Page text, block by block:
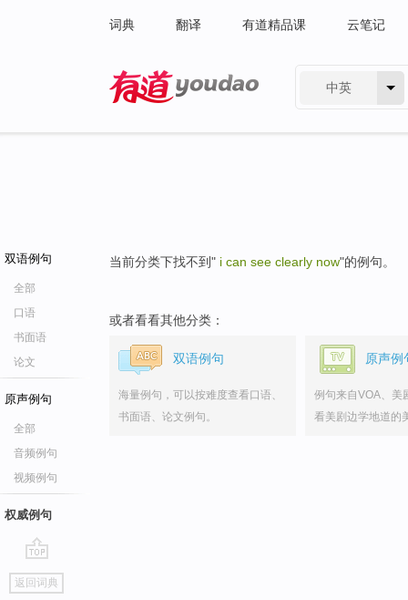
词典 翻译 有道精品课 云笔记
中英
双语例句
全部
口语
书面语
论文
原声例句
全部
音频例句
视频例句
权威例句
go
top
返回词典
当前分类下找不到" i can see clearly now"的例句。
或者看看其他分类：
双语例句
海量例句，可以按难度查看口语、
书面语、论文例句。
原声例
例句来自VOA、美
看美剧边学地道的